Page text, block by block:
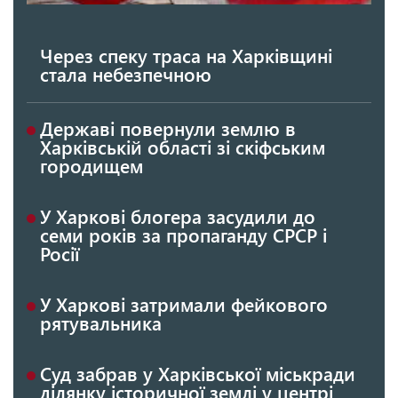
Через спеку траса на Харківщині
стала небезпечною
Державі повернули землю в
Харківській області зі скіфським
городищем
У Харкові блогера засудили до
семи років за пропаганду СРСР і
Росії
У Харкові затримали фейкового
рятувальника
Суд забрав у Харківської міськради
ділянку історичної землі у центрі